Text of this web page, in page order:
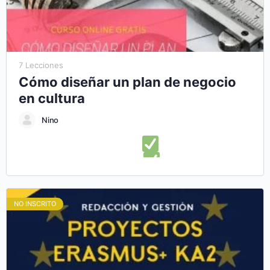
autónomo y en el Aprender Haciendo (Learning-by-Doing),
podrás conocer algunas de las oportunidades europeas de
formación y participación en el ámbito juvenil.
7 Lecciones
Cómo diseñar un plan de negocio
en cultura
Nino
para el diseño de una estructura de plan de negocios
Presentar con éxito un plan de negocio cultural
Descubrir
herramientas para diseñar un plan de empresa cultural
Aprender a administrar y ejecutar correctamente tu plan de
NO INSCRITO